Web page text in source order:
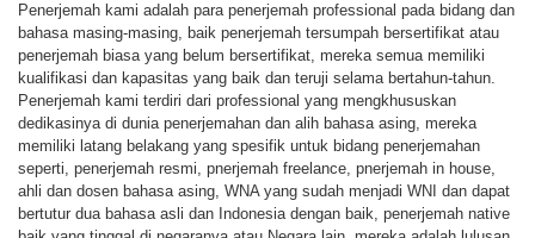
Penerjemah kami adalah para penerjemah professional pada bidang dan
bahasa masing-masing, baik penerjemah tersumpah bersertifikat atau
penerjemah biasa yang belum bersertifikat, mereka semua memiliki
kualifikasi dan kapasitas yang baik dan teruji selama bertahun-tahun.
Penerjemah kami terdiri dari professional yang mengkhususkan
dedikasinya di dunia penerjemahan dan alih bahasa asing, mereka
memiliki latang belakang yang spesifik untuk bidang penerjemahan
seperti, penerjemah resmi, pnerjemah freelance, pnerjemah in house,
ahli dan dosen bahasa asing, WNA yang sudah menjadi WNI dan dapat
bertutur dua bahasa asli dan Indonesia dengan baik, penerjemah native